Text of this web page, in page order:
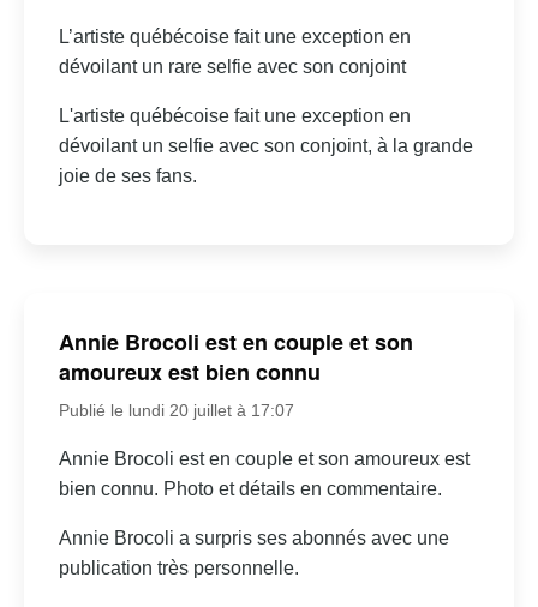
L’artiste québécoise fait une exception en
dévoilant un rare selfie avec son conjoint
L'artiste québécoise fait une exception en
dévoilant un selfie avec son conjoint, à la grande
joie de ses fans.
Annie Brocoli est en couple et son
amoureux est bien connu
Publié le lundi 20 juillet à 17:07
Annie Brocoli est en couple et son amoureux est
bien connu. Photo et détails en commentaire.
Annie Brocoli a surpris ses abonnés avec une
publication très personnelle.